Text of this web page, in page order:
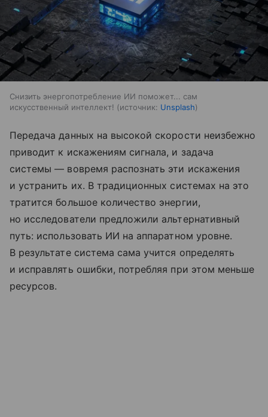
Снизить энергопотребление ИИ поможет... сам
искусственный интеллект!
источник: Unsplash
Передача данных на высокой скорости неизбежно
приводит к искажениям сигнала, и задача
системы — вовремя распознать эти искажения
и устранить их. В традиционных системах на это
тратится большое количество энергии,
но исследователи предложили альтернативный
путь: использовать ИИ на аппаратном уровне.
В результате система сама учится определять
и исправлять ошибки, потребляя при этом меньше
ресурсов.